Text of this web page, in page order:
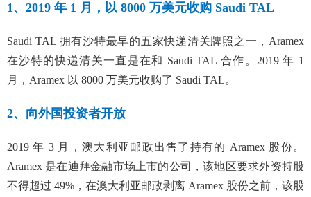
1、2019 年 1 月，以 8000 万美元收购 Saudi TAL
Saudi TAL 拥有沙特最早的五家快递清关牌照之一，Aramex
在沙特的快递清关一直是在和 Saudi TAL 合作。2019 年 1
月，Aramex 以 8000 万美元收购了 Saudi TAL。
2、向外国投资者开放
2019 年 3 月，澳大利亚邮政出售了持有的 Aramex 股份。
Aramex 是在迪拜金融市场上市的公司，该地区要求外资持股
不得超过 49%，在澳大利亚邮政剥离 Aramex 股份之前，该股